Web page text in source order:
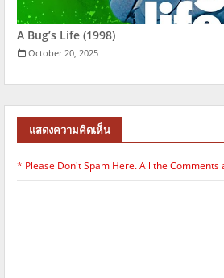
A Bug’s Life (1998)
October 20, 2025
แสดงความคิดเห็น
* Please Don't Spam Here. All the Comments